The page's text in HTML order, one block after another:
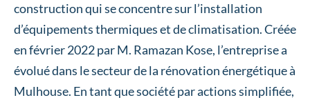
construction qui se concentre sur l’installation
d’équipements thermiques et de climatisation. Créée
en février 2022 par M. Ramazan Kose, l’entreprise a
évolué dans le secteur de la rénovation énergétique à
Mulhouse. En tant que société par actions simplifiée,